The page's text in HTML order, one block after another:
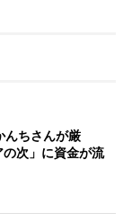
んちさんが厳
次」に資金が流